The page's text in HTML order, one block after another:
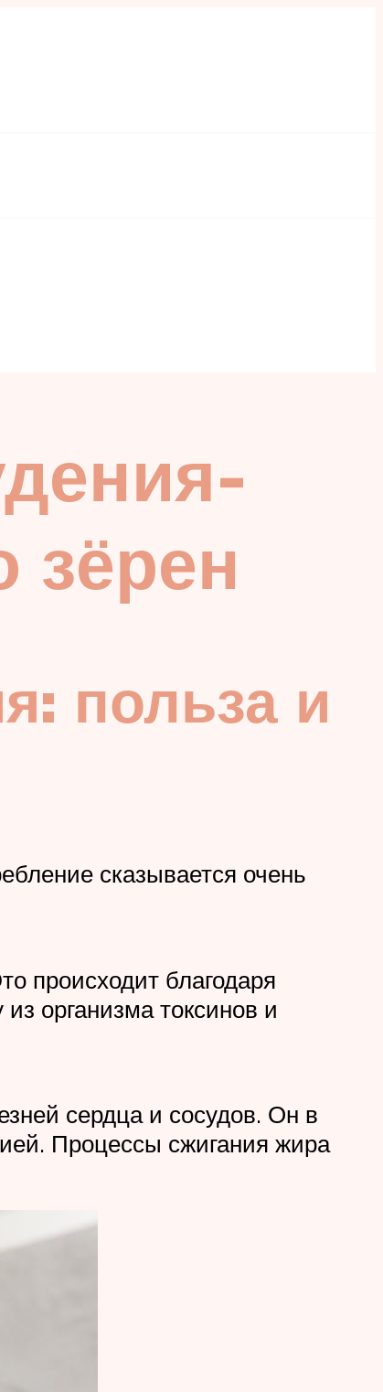
зёрен
польза и
сказывается очень
происходит благодаря
организма токсинов и
сердца и сосудов. Он в
Процессы сжигания жира